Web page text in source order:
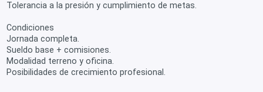
Tolerancia a la presión y cumplimiento de metas.
Condiciones
Jornada completa.
Sueldo base + comisiones.
Modalidad terreno y oficina.
Posibilidades de crecimiento profesional.